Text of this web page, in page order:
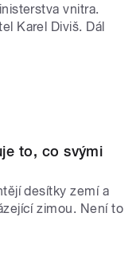
vnitra.
Karel Diviš. Dál
to, co svými
desítky zemí a
zimou. Není to